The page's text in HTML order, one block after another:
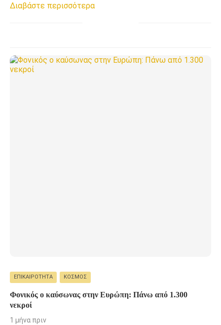
Διαβάστε περισσότερα
ΕΠΙΚΑΙΡΌΤΗΤΑ ΚΌΣΜΟΣ
Φονικός ο καύσωνας στην Ευρώπη: Πάνω από 1.300
νεκροί
1 μήνα πριν